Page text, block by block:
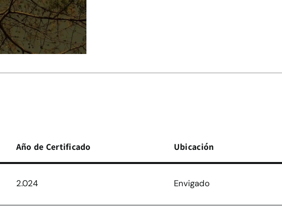
Año de Certificado Ubicación
2.024 Envigado